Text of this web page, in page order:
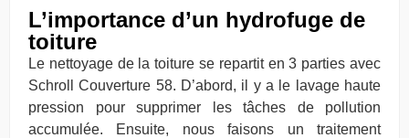
L’importance d’un hydrofuge de
toiture
Le nettoyage de la toiture se repartit en 3 parties avec
Schroll Couverture 58. D’abord, il y a le lavage haute
pression pour supprimer les tâches de pollution
accumulée. Ensuite, nous faisons un traitement